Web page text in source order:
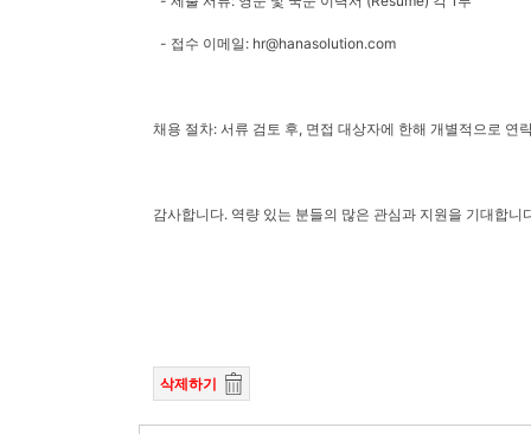
- 접수 이메일: hr@hanasolution.com
채용 절차: 서류 검토 후, 면접 대상자에 한해 개별적으로 연
감사합니다. 역량 있는 분들의 많은 관심과 지원을 기대합니
삭제하기